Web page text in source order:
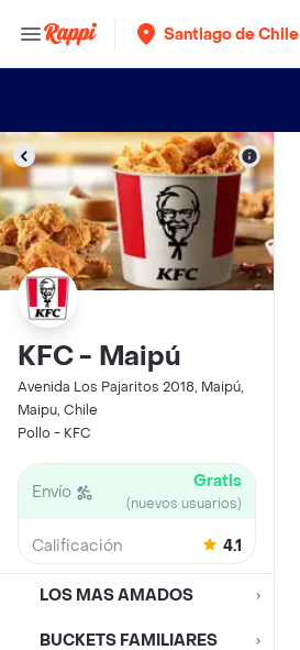
Santiago de Chile
KFC - Maipú
Avenida Los Pajaritos 2018, Maipú,
Maipu, Chile
Pollo - KFC
Envío Gratis
(nuevos usuarios)
Calificación 4.1
LOS MAS AMADOS
BUCKETS FAMILIARES